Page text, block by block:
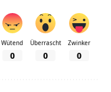
Wütend
0
Überrascht
0
Zwinker
0